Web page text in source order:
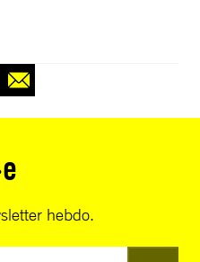
hebdo.